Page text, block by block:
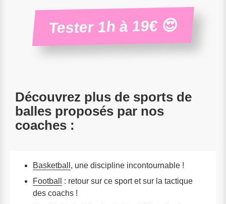
Tester 1h à 19€ 😍
Découvrez plus de sports de
balles proposés par nos
coaches :
Basketball , une discipline incontournable !
Football
: retour sur ce sport et sur la tactique
des coachs !